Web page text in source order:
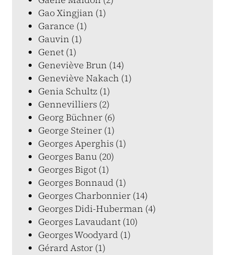
Gao Xingjian (1)
Garance (1)
Gauvin (1)
Genet (1)
Geneviève Brun (14)
Geneviève Nakach (1)
Genia Schultz (1)
Gennevilliers (2)
Georg Büchner (6)
George Steiner (1)
Georges Aperghis (1)
Georges Banu (20)
Georges Bigot (1)
Georges Bonnaud (1)
Georges Charbonnier (14)
Georges Didi-Huberman (4)
Georges Lavaudant (10)
Georges Woodyard (1)
Gérard Astor (1)